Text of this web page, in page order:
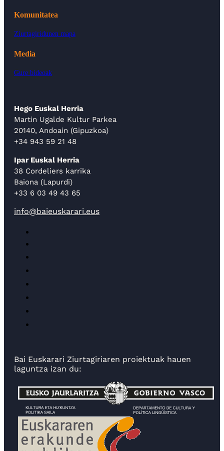
Komunitatea
Ziurtagiridunen mapa
Media
Gure bideoak
Hego Euskal Herria
Martin Ugalde Kultur Parkea
20140, Andoain (Gipuzkoa)
+34 943 59 21 48
Ipar Euskal Herria
38 Cordeliers karrika
Baiona (Lapurdi)
+33 6 03 49 43 65
info@baieuskarari.eus
Bai Euskarari Ziurtagiriaren proiektuak hauen
laguntza izan du: